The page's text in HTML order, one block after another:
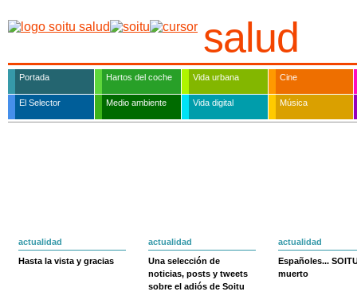
salud
Portada Hartos del coche Vida urbana Cine
El Selector Medio ambiente Vida digital Música
actualidad
Hasta la vista y gracias
actualidad
Una selección de
noticias, posts y tweets
sobre el adiós de Soitu
actualidad
Españoles...
muerto